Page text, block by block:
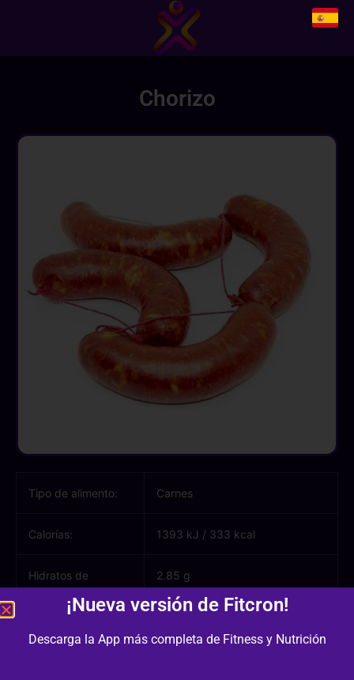
Chorizo
Tipo de alimento: Carnes
Calorías: 1393 kJ / 333 kcal
Hidratos de
carbono:
2.85 g
Azúcares: 0.00 g
¡Nueva versión de Fitcron!
Descarga la App más completa de Fitness y Nutrición